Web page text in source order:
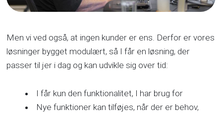
Men vi ved også, at ingen kunder er ens. Derfor er vores
løsninger bygget modulært, så I får en løsning, der
passer til jer i dag og kan udvikle sig over tid:
I får kun den funktionalitet, I har brug for
Nye funktioner kan tilføjes, når der er behov,